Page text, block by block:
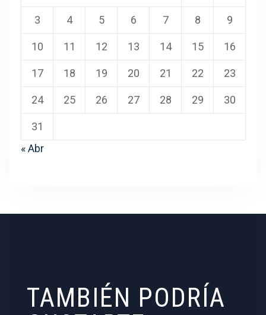
3 4 5 6 7 8 9
10 11 12 13 14 15 16
17 18 19 20 21 22 23
24 25 26 27 28 29 30
31
« Abr
TAMBIÉN PODRÍA